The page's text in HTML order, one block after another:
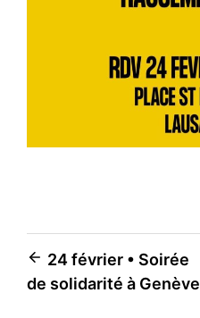
Navigation
de
24 février • Soirée
de solidarité à Genève